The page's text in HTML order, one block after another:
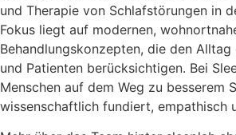
und Therapie von Schlafstörungen in
Fokus liegt auf modernen,
Behandlungskonzepten, die den
und Patienten berücksichtigen. Bei
Menschen auf dem Weg zu besserem
wissenschaftlich fundiert, empathisch